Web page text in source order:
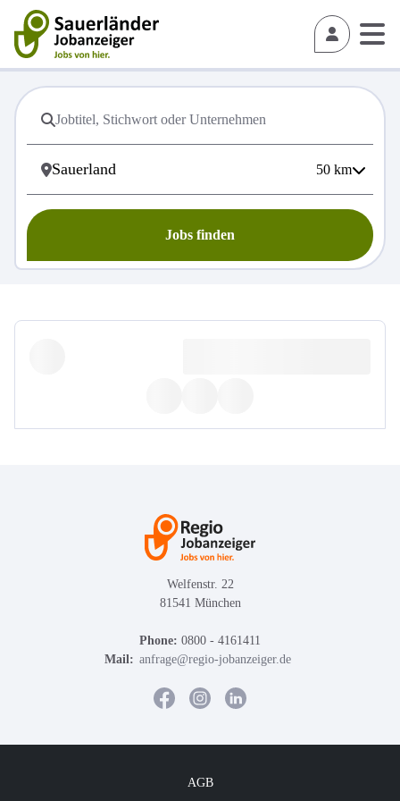
50 km
Jobs finden
Welfenstr. 22
81541 München
Phone: 0800 - 4161411
Mail: anfrage@regio-jobanzeiger.de
AGB